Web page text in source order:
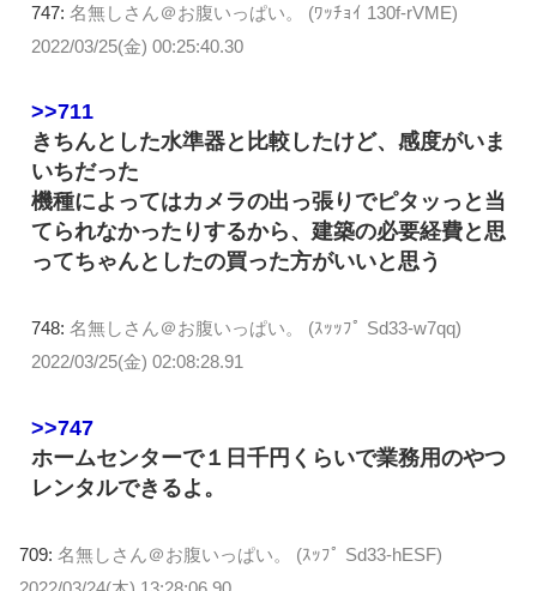
747: 名無しさん＠お腹いっぱい。 (ﾜｯﾁｮｲ 130f-rVME)
2022/03/25(金) 00:25:40.30
>>711
きちんとした水準器と比較したけど、感度がいま
いちだった
機種によってはカメラの出っ張りでピタッっと当
てられなかったりするから、建築の必要経費と思
ってちゃんとしたの買った方がいいと思う
748: 名無しさん＠お腹いっぱい。 (ｽｯｯﾌﾟ Sd33-w7qq)
2022/03/25(金) 02:08:28.91
>>747
ホームセンターで１日千円くらいで業務用のやつ
レンタルできるよ。
709: 名無しさん＠お腹いっぱい。 (ｽｯﾌﾟ Sd33-hESF)